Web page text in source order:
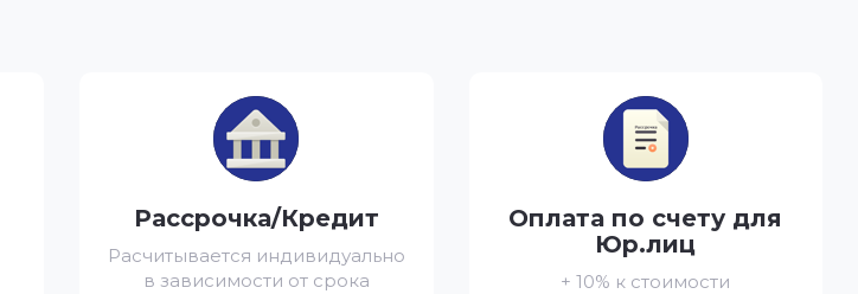
Рассрочка/Кредит
Расчитывается индивидуально
в зависимости от срока
Оплата по счету для
Юр.лиц
+ 10% к стоимости